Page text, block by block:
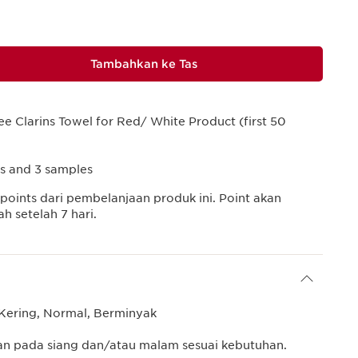
Tambahkan ke Tas
Clarins Towel for Red/ White Product (first 50
and 3 samples
points dari pembelanjaan produk ini. Point akan
setelah 7 hari.
Normal, Berminyak
pada siang dan/atau malam sesuai kebutuhan.